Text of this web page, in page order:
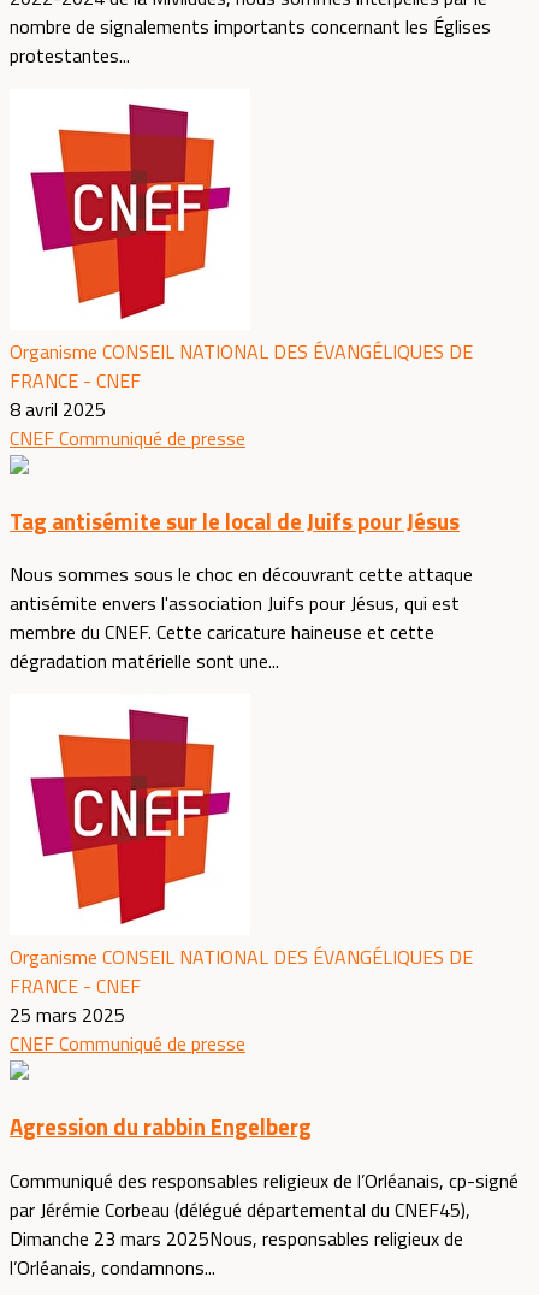
nombre de signalements importants concernant les Églises
protestantes...
Organisme CONSEIL NATIONAL DES ÉVANGÉLIQUES DE
FRANCE - CNEF
8 avril 2025
CNEFCommuniqué de presse
Tag antisémite sur le local de Juifs pour Jésus
Nous sommes sous le choc en découvrant cette attaque
antisémite envers l'association Juifs pour Jésus, qui est
membre du CNEF. Cette caricature haineuse et cette
dégradation matérielle sont une...
Organisme CONSEIL NATIONAL DES ÉVANGÉLIQUES DE
FRANCE - CNEF
25 mars 2025
CNEFCommuniqué de presse
Agression du rabbin Engelberg
Communiqué des responsables religieux de l’Orléanais, cp-signé
par Jérémie Corbeau (délégué départemental du CNEF45),
Dimanche 23 mars 2025Nous, responsables religieux de
l’Orléanais, condamnons...